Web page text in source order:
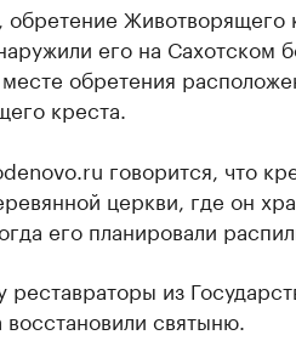
обретение Животворящего
его на Сахотском
обретения
креста.
говорится, что
церкви, где он
его планировали
из
святыню.